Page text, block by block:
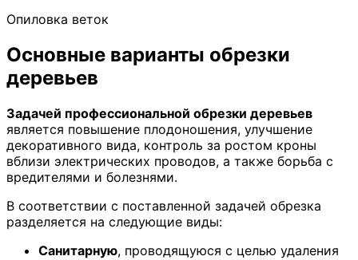
Опиловка веток
Основные варианты обрезки
деревьев
Задачей профессиональной обрезки деревьев
является повышение плодоношения, улучшение
декоративного вида, контроль за ростом кроны
вблизи электрических проводов, а также борьба с
вредителями и болезнями.
В соответствии с поставленной задачей обрезка
разделяется на следующие виды:
Санитарную, проводящуюся с целью удаления